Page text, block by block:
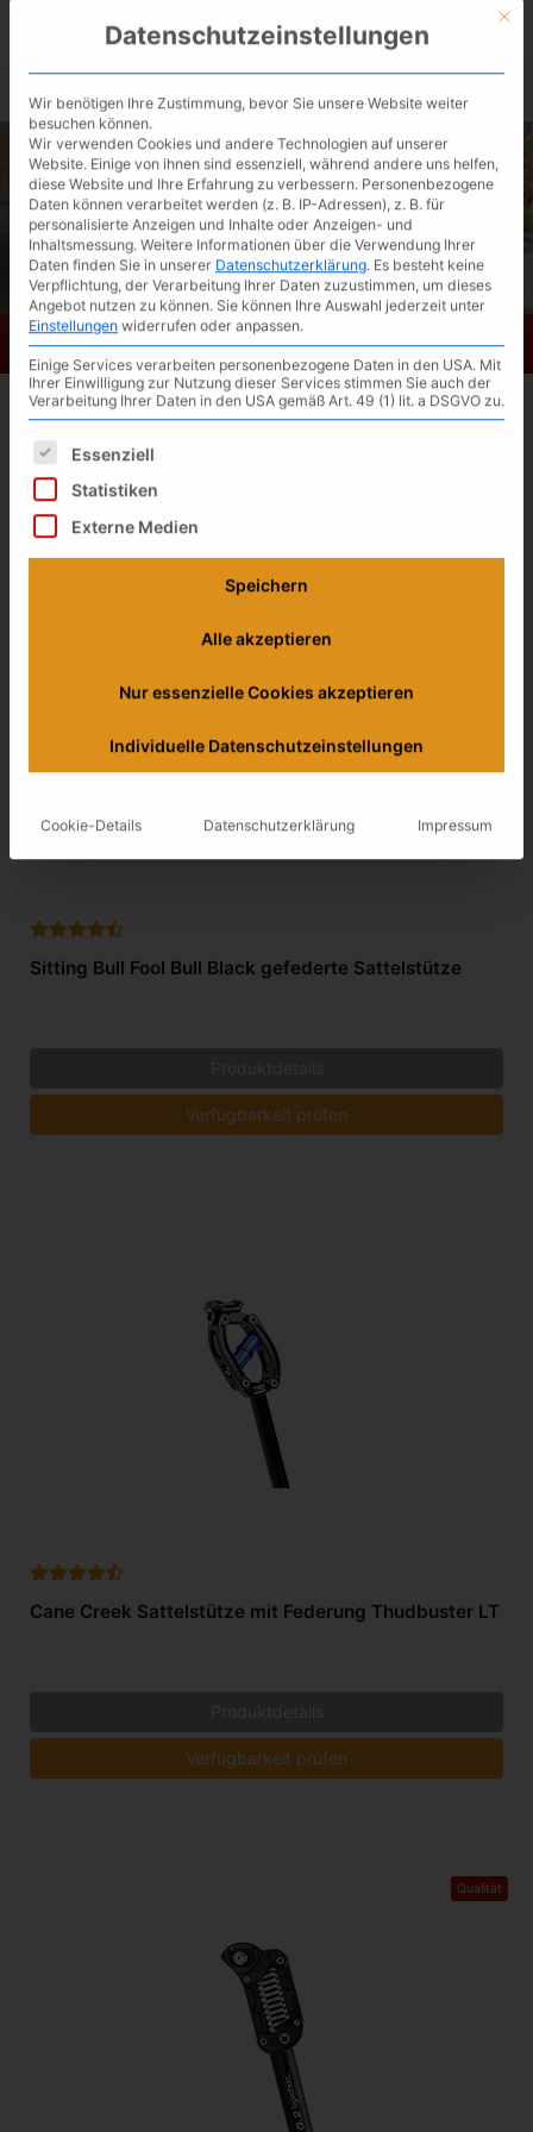
content
BIKESATTEL.de / kostenlose Ergonomie-
Beratung ▶︎
Bikesattel.de
Übersicht Sattelstützen mit
Federung
Sitting Bull Fool Bull Black gefederte Sattelstütze
Verfügbarkeit prüfen
Cane Creek Sattelstütze mit Federung Thudbuster LT
Verfügbarkeit prüfen
Qualität
Mit
Datenschutzeinstellungen
Wir benötigen Ihre Zustimmung, bevor Sie unsere Website weiter
besuchen können.
Wir verwenden Cookies und andere Technologien auf unserer
Website. Einige von ihnen sind essenziell, während andere uns helfen,
diese Website und Ihre Erfahrung zu verbessern. Personenbezogene
Daten können verarbeitet werden (z. B. IP-Adressen), z. B. für
personalisierte Anzeigen und Inhalte oder Anzeigen- und
Inhaltsmessung. Weitere Informationen über die Verwendung Ihrer
Daten finden Sie in unserer Datenschutzerklärung. Es besteht keine
Verpflichtung, der Verarbeitung Ihrer Daten zuzustimmen, um dieses
Angebot nutzen zu können. Sie können Ihre Auswahl jederzeit unter
Einstellungen widerrufen oder anpassen.
Einige Services verarbeiten personenbezogene Daten in den USA. Mit
Ihrer Einwilligung zur Nutzung dieser Services stimmen Sie auch der
Verarbeitung Ihrer Daten in den USA gemäß Art. 49 (1) lit. a DSGVO zu.
Es folgt eine Liste der Service-Gruppen, für die eine
Essenziell
Statistiken
Externe Medien
Speichern
Alle akzeptieren
Nur essenzielle Cookies akzeptieren
Individuelle Datenschutzeinstellungen
Cookie-Details Datenschutzerklärung Impressum